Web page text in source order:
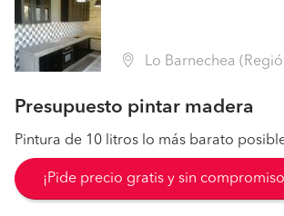
Lo Barnechea (Región Metropolitana -
Presupuesto pintar madera
Pintura de 10 litros lo más barato
¡Pide precio gratis y sin